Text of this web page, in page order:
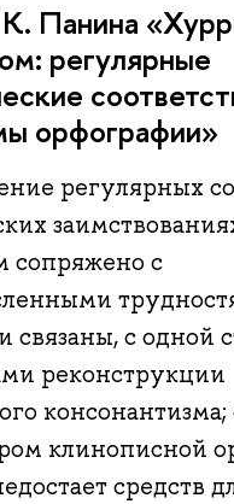
Панина
регулярные
орфографии»
регулярных
сопряжено с
связаны, с одной
реконструкции
клинописной
средств